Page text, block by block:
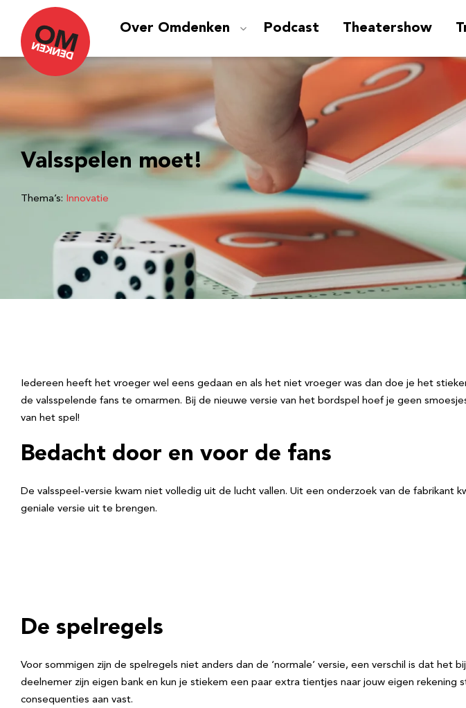
Over Omdenken Podcast Theatershow
Valsspelen moet!
Thema’s: Innovatie
Iedereen heeft het vroeger wel eens gedaan en als het niet vroeger was dan doe je het
de valsspelende fans te omarmen. Bij de nieuwe versie van het bordspel hoef je geen
van het spel!
Bedacht door en voor de fans
De valsspeel-versie kwam niet volledig uit de lucht vallen. Uit een onderzoek van de
geniale versie uit te brengen.
De spelregels
Voor sommigen zijn de spelregels niet anders dan de ‘normale’ versie, een verschil is dat
deelnemer zijn eigen bank en kun je stiekem een paar extra tientjes naar jouw eigen
consequenties aan vast.